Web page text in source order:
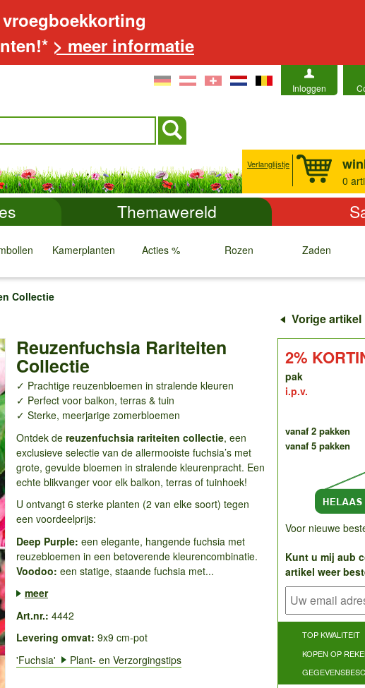
vroegboekkorting
> meer informatie
Inloggen
Verlanglijstje
0
Themawereld
Kamerplanten
↓
Acties %
↓
Rozen
↓
Zaden
↓ ↓
Collectie
Vorige artikel
Reuzenfuchsia Rariteiten
Collectie
✓ Prachtige reuzenbloemen in stralende kleuren
✓ Perfect voor balkon, terras & tuin
✓ Sterke, meerjarige zomerbloemen
Ontdek de reuzenfuchsia rariteiten collectie, een
exclusieve selectie van de allermooiste fuchsia’s met
grote, gevulde bloemen in stralende kleurenpracht. Een
echte blikvanger voor elk balkon, terras of tuinhoek!
U ontvangt 6 sterke planten (2 van elke soort) tegen
een voordeelprijs:
Deep Purple: een elegante, hangende fuchsia met
reuzebloemen in een betoverende kleurencombinatie.
Voodoo: een statige, staande fuchsia met...
meer
Art.nr.: 4442
Levering omvat: 9x9 cm-pot
'Fuchsia'
Plant- en Verzorgingstips
order
KORTING!:
2%
pak
i.p.v.
vanaf 2 pakken
vanaf 5 pakken
Voor nieuwe
Kunt u mij aub
artikel weer
TOP KWALITEIT
KOPEN OP